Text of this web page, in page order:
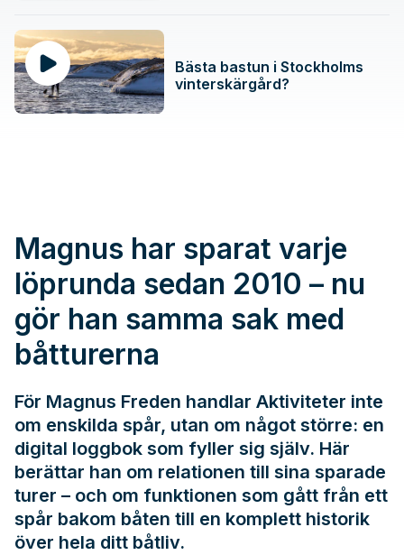
Bästa bastun i Stockholms
vinterskärgård?
Magnus har sparat varje
löprunda sedan 2010 – nu
gör han samma sak med
båtturerna
För Magnus Freden handlar Aktiviteter inte
om enskilda spår, utan om något större: en
digital loggbok som fyller sig själv. Här
berättar han om relationen till sina sparade
turer – och om funktionen som gått från ett
spår bakom båten till en komplett historik
över hela ditt båtliv.